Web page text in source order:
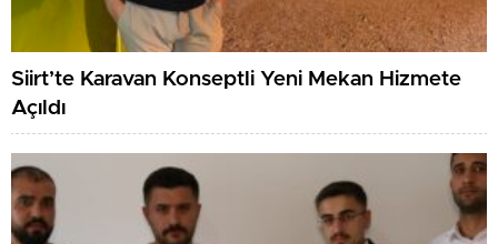
Siirt’te Karavan Konseptli Yeni Mekan Hizmete
Açıldı